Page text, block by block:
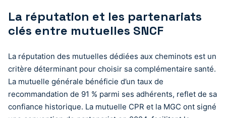
La réputation et les partenariats
clés entre mutuelles SNCF
La réputation des mutuelles dédiées aux cheminots est un
critère déterminant pour choisir sa complémentaire santé.
La mutuelle générale bénéficie d’un taux de
recommandation de 91 % parmi ses adhérents, reflet de sa
confiance historique. La mutuelle CPR et la MGC ont signé